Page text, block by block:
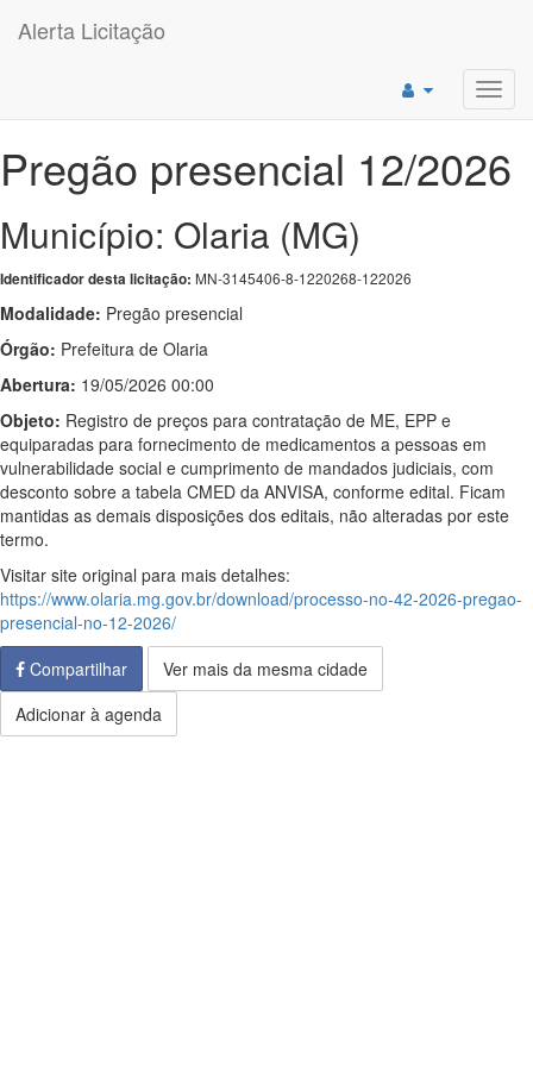
Alerta Licitação
Pregão presencial 12/2026
Município: Olaria (MG)
Identificador desta licitação: MN-3145406-8-1220268-122026
Modalidade: Pregão presencial
Órgão: Prefeitura de Olaria
Abertura: 19/05/2026 00:00
Objeto: Registro de preços para contratação de ME, EPP e
equiparadas para fornecimento de medicamentos a pessoas em
vulnerabilidade social e cumprimento de mandados judiciais, com
desconto sobre a tabela CMED da ANVISA, conforme edital. Ficam
mantidas as demais disposições dos editais, não alteradas por este
termo.
Visitar site original para mais detalhes:
https://www.olaria.mg.gov.br/download/processo-no-42-2026-pregao-
presencial-no-12-2026/
Compartilhar
Ver mais da mesma cidade
Adicionar à agenda